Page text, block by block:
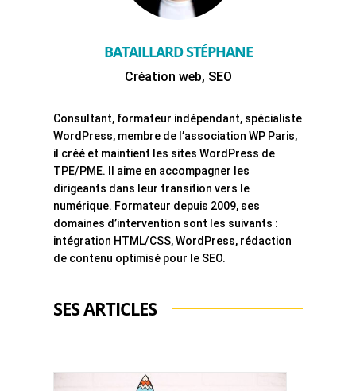
BATAILLARD STÉPHANE
Création web, SEO
Consultant, formateur indépendant, spécialiste
WordPress, membre de l’association WP Paris,
il créé et maintient les sites WordPress de
TPE/PME. Il aime en accompagner les
dirigeants dans leur transition vers le
numérique. Formateur depuis 2009, ses
domaines d’intervention sont les suivants :
intégration HTML/CSS, WordPress, rédaction
de contenu optimisé pour le SEO.
SES ARTICLES